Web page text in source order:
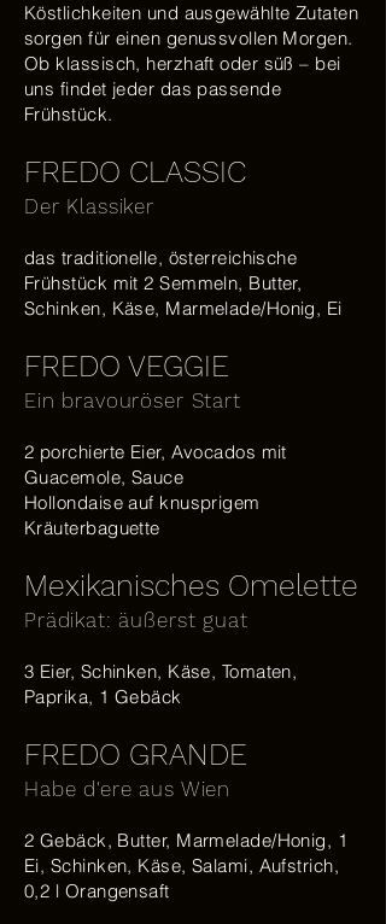
Köstlichkeiten und ausgewählte Zutaten
sorgen für einen genussvollen Morgen.
Ob klassisch, herzhaft oder süß – bei
uns findet jeder das passende
Frühstück.
FREDO CLASSIC
Der Klassiker
das traditionelle, österreichische
Frühstück mit 2 Semmeln, Butter,
Schinken, Käse, Marmelade/Honig, Ei
FREDO VEGGIE
Ein bravouröser Start
2 porchierte Eier, Avocados mit
Guacemole, Sauce
Hollondaise auf knusprigem
Kräuterbaguette
Mexikanisches Omelette
Prädikat: äußerst guat
3 Eier, Schinken, Käse, Tomaten,
Paprika, 1 Gebäck
FREDO GRANDE
Habe d'ere aus Wien
2 Gebäck, Butter, Marmelade/Honig, 1
Ei, Schinken, Käse, Salami, Aufstrich,
0,2 l Orangensaft